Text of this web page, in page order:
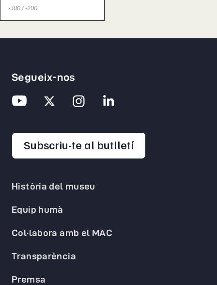
-300 / -200
Història del museu
Equip humà
Col·labora amb el MAC
Transparència
Premsa
Segueix-nos
Subscriu-te al butlletíopens in a new